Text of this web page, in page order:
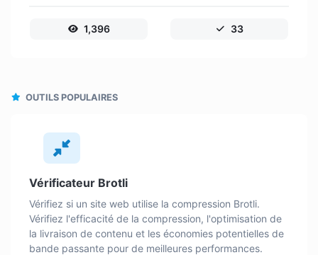
1,396 33
OUTILS POPULAIRES
Vérificateur Brotli
Vérifiez si un site web utilise la compression Brotli.
Vérifiez l'efficacité de la compression, l'optimisation de
la livraison de contenu et les économies potentielles de
bande passante pour de meilleures performances.